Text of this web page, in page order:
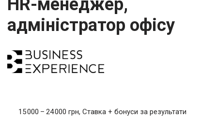
HR-менеджер,
адміністратор офісу
15 000 – 24 000 грн, Ставка + бонуси за результати